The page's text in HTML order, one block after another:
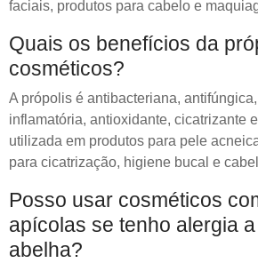
faciais, produtos para cabelo e
Quais os benefícios da
cosméticos?
A própolis é antibacteriana,
inflamatória, antioxidante, cicatrizante
utilizada em produtos para pele
para cicatrização, higiene bucal e
Posso usar cosméticos
apícolas se tenho alergia
abelha?